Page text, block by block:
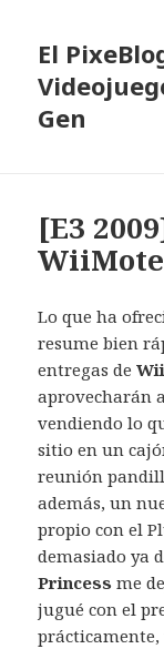
El
Gen
[E3
Lo que ha
resume bien
entregas de
aprovecharán
vendiendo lo
sitio en un
reunión
además, un
propio con el
demasiado ya
Princess me
jugué con el
prácticamente,